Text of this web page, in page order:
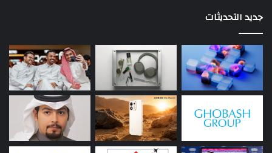
جديد التحديثات